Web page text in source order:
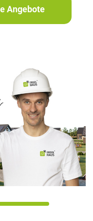
Angebote